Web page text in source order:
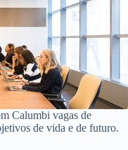
Calumbi vagas de
de vida e de futuro.